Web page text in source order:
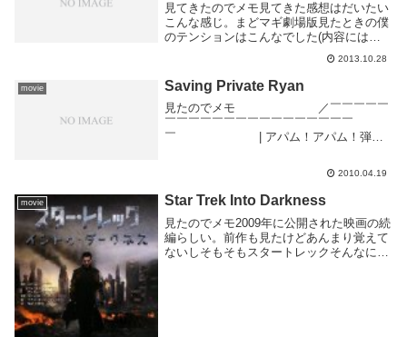
見てきたのでメモ見てきた感想はだいたい
こんな感じ。まどマギ劇場版見たときの僕
のテンションはこんなでした(内容には触
れないけど映画見てからのがいいかもしれ
October 26, 201...
2013.10.28
movie Saving Private Ryan
見たのでメモ ／￣￣￣￣￣
￣￣￣￣￣￣￣￣￣￣￣￣￣￣￣￣
￣ | アパム！アパム！弾！
ム！ ＼＿＿＿＿＿ ＿＿
＿
∨ ...
2010.04.19
movie Star Trek Into Darkness
見たのでメモ2009年に公開された映画の続
編らしい。前作も見たけどあんまり覚えて
ないしそもそもスタートレックそんなに知